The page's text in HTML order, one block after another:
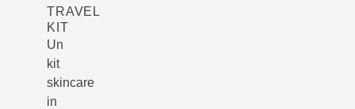
TRAVEL
KIT
Un
kit
skincare
in